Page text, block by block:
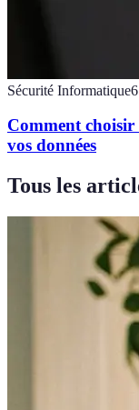
Sécurité Informatique6
Comment
vos données
Tous les